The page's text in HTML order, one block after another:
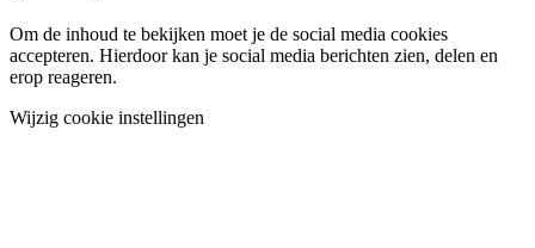
Om de inhoud te bekijken moet je de social media cookies
accepteren. Hierdoor kan je social media berichten zien, delen en
erop reageren.
Wijzig cookie instellingen